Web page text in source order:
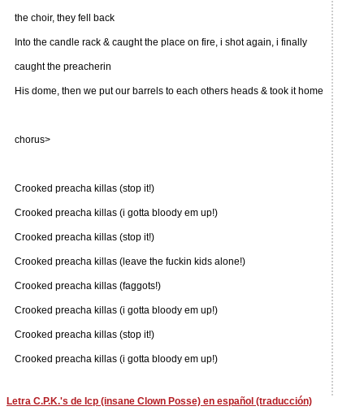
the choir, they fell back
Into the candle rack & caught the place on fire, i shot again, i finally
caught the preacherin
His dome, then we put our barrels to each others heads & took it home
chorus>
Crooked preacha killas (stop it!)
Crooked preacha killas (i gotta bloody em up!)
Crooked preacha killas (stop it!)
Crooked preacha killas (leave the fuckin kids alone!)
Crooked preacha killas (faggots!)
Crooked preacha killas (i gotta bloody em up!)
Crooked preacha killas (stop it!)
Crooked preacha killas (i gotta bloody em up!)
Letra C.P.K.'s de Icp (insane Clown Posse) en español (traducción)